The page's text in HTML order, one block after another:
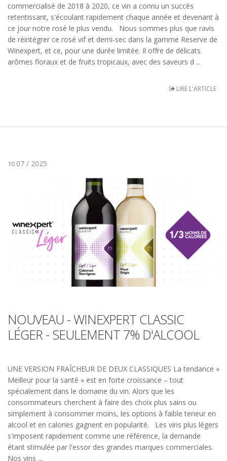
commercialisé de 2018 à 2020, ce vin a connu un succès
retentissant, s'écoulant rapidement chaque année et devenant à
ce jour notre rosé le plus vendu. Nous sommes plus que ravis
de réintégrer ce rosé vif et demi-sec dans la gamme Reserve de
Winexpert, et ce, pour une durée limitée. Il offre de délicats
arômes floraux et de fruits tropicaux, avec des saveurs d ...
LIRE L'ARTICLE
10 07 / 2025
NOUVEAU - WINEXPERT CLASSIC
LÉGER - SEULEMENT 7% D'ALCOOL
UNE VERSION FRAÎCHEUR DE DEUX CLASSIQUES La tendance «
Meilleur pour la santé » est en forte croissance – tout
spécialement dans le domaine du vin. Alors que les
consommateurs cherchent à faire des choix plus sains ou
simplement à consommer moins, les options à faible teneur en
alcool et en calories gagnent en popularité. Les vins plus légers
s'imposent rapidement comme une référence, la demande
étant stimulée par l'essor des grandes marques commerciales.
Nos vins ...